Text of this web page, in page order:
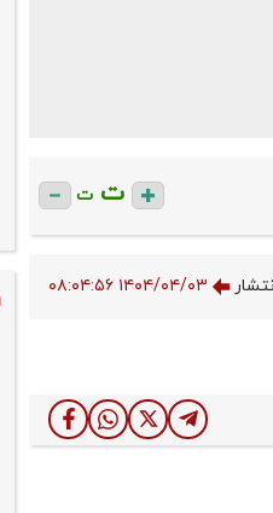
ت ت
۱۴۰۴/۰۴/۰۳ ۰۸:۰۴:۵۶